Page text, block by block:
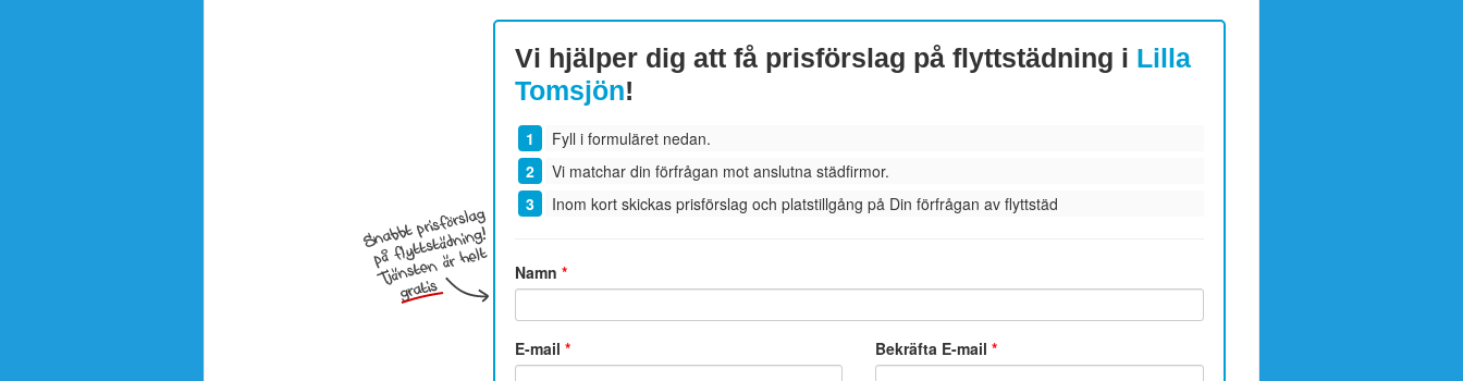
Vi hjälper dig att få prisförslag på flyttstädning i Lilla
Tomsjön!
Fyll i formuläret nedan.
Vi matchar din förfrågan mot anslutna städfirmor.
Inom kort skickas prisförslag och platstillgång på Din förfrågan av flyttstäd
Namn *
E-mail * Bekräfta E-mail*